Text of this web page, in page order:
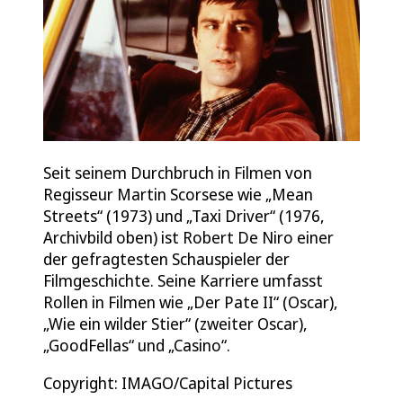
Seit seinem Durchbruch in Filmen von
Regisseur Martin Scorsese wie „Mean
Streets“ (1973) und „Taxi Driver“ (1976,
Archivbild oben) ist Robert De Niro einer
der gefragtesten Schauspieler der
Filmgeschichte. Seine Karriere umfasst
Rollen in Filmen wie „Der Pate II“ (Oscar),
„Wie ein wilder Stier“ (zweiter Oscar),
„GoodFellas“ und „Casino“.
Copyright: IMAGO/Capital Pictures